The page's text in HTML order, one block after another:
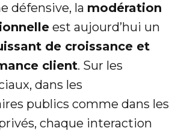
défensive, la modération
est aujourd’hui un
de croissance et
client. Sur les
dans les
publics comme dans les
chaque interaction